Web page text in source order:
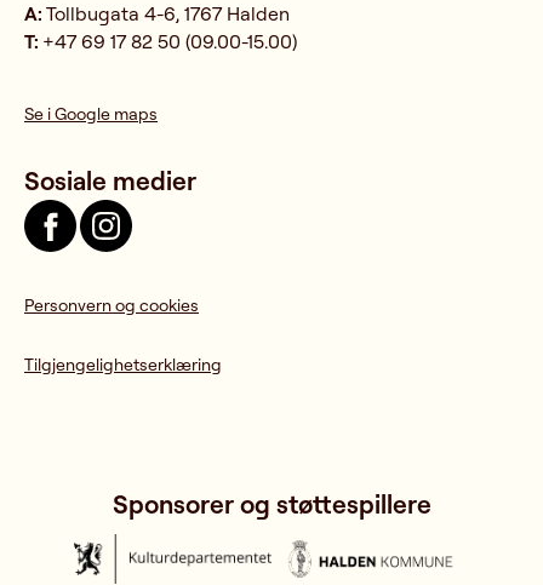
A: Tollbugata 4-6, 1767 Halden
T: +47 69 17 82 50 (09.00-15.00)
Se i Google maps
Sosiale medier
Personvern og cookies
Tilgjengelighetserklæring
Sponsorer og støttespillere